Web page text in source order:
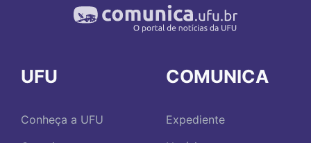
UFU
Conheça a UFU
COMUNICA
Expediente